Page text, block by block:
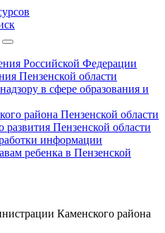
Российской Федерации
Пензенской области
в сфере образования и
района Пензенской области
развития Пензенской области
информации
ребенка в Пензенской
Каменского района